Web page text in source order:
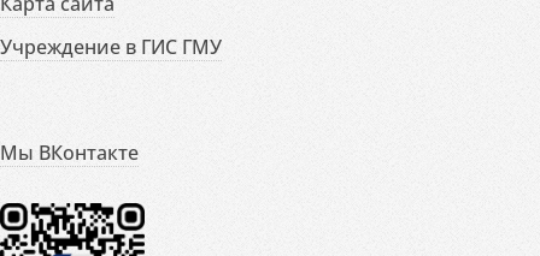
Учреждение в ГИС ГМУ
Мы ВКонтакте